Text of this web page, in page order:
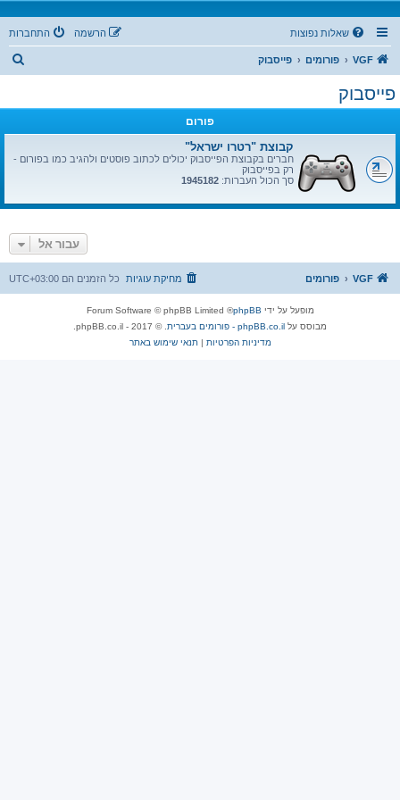
שאלות נפוצות התחברות הרשמה
VGF פורומים פייסבוק
פייסבוק
פורום
קבוצת "רטרו ישראל"
חברים בקבוצת הפייסבוק יכולים לכתוב פוסטים ולהגיב כמו בפורום -
רק בפייסבוק
סך הכול העברות: 1945182
עבור אל
VGF פורומים כל הזמנים הם UTC+03:00 מחיקת עוגיות
מופעל על ידי phpBB
® Forum Software © phpBB Limited
מבוסס על phpBB.co.il - פורומים בעברית
. © 2017 - phpBB.co.il.
מדיניות הפרטיות |תנאי שימוש באתר